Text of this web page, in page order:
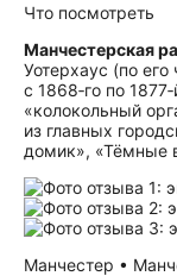
Что посмотреть
Манчестерская
Уотерхаус (по
с 1868‑го по
«колокольный
из главных
домик», «Тёмные
Манчестер •